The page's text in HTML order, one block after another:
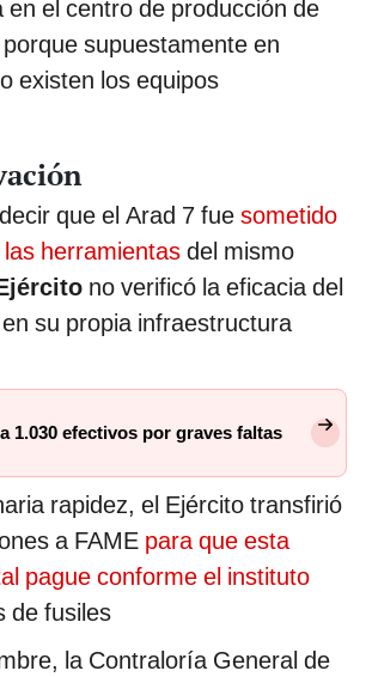
en el centro de producción de
supuestamente en
existen los equipos
que el Arad 7 fue sometido
herramientas del mismo
no verificó la eficacia del
su propia infraestructura
1.030 efectivos por graves faltas
rapidez, el Ejército transfirió
a FAME para que esta
pague conforme el instituto
de fusiles
la Contraloría General de